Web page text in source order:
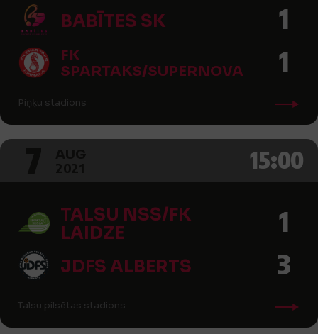
BABĪTES SK 1
FK
SPARTAKS/SUPERNOVA
1
Piņķu stadions
15:00
TALSU NSS/FK
LAIDZE
1
JDFS ALBERTS 3
Talsu pilsētas stadions